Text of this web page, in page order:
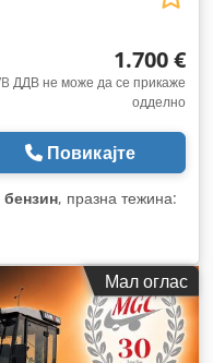
1.700 €
ДДВ не може да се прикаже
одделно
Повикајте
бензин, празна тежина:
Мал оглас